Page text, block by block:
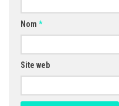
Nom *
Site web